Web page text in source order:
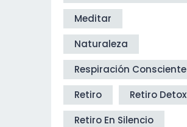
Meditar
Naturaleza
Respiración Consciente
Retiro
Retiro Detox
Retiro En Silencio